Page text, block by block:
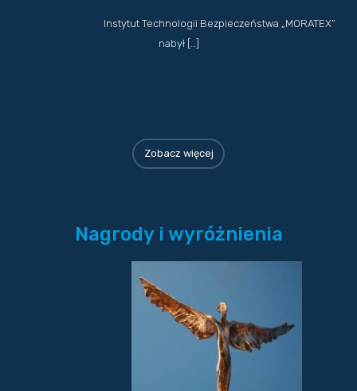
Instytut Technologii Bezpieczeństwa „MORATEX”
nabył […]
Zobacz więcej
Nagrody i wyróżnienia